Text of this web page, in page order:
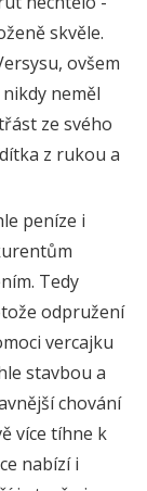
skvěle.
ovšem
neměl
ze svého
z rukou a
peníze i
Tedy
odpružení
vercajku
stavbou a
chování
více tíhne k
nabízí i